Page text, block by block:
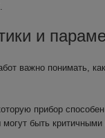
и
важно понимать,
прибор
быть